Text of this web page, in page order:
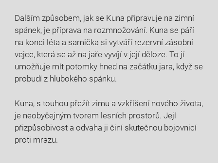
Dalším způsobem, jak se Kuna připravuje na zimní
spánek, je příprava na rozmnožování. Kuna se páří
na konci léta a samička si vytváří rezervní zásobní
vejce, která se až na jaře vyvíjí v její děloze. To jí
umožňuje mít potomky hned na začátku jara, když se
probudí z hlubokého spánku.
Kuna, s touhou přežít zimu a vzkříšení nového života,
je neobyčejným tvorem lesních prostorů. Její
přizpůsobivost a odvaha ji činí skutečnou bojovnicí
proti mrazu.